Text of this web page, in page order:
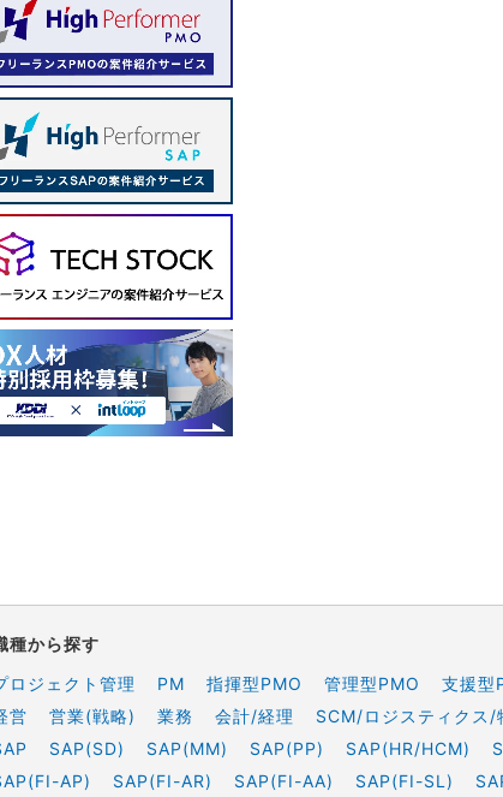
種から探す
ロジェクト管理
PM 指揮型PMO 管理型PMO 支援型
営
営業(戦略) 業務 会計/経理 SCM/ロジスティクス/
SAP(SD) SAP(MM) SAP(PP) SAP(HR/HCM)
AP)
SAP(FI-AR) SAP(FI-AA) SAP(FI-SL)